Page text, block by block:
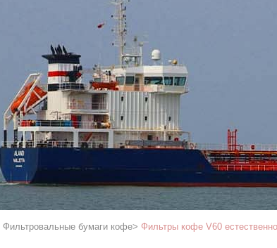
Фильтровальные бумаги кофе> Фильтры кофе V60